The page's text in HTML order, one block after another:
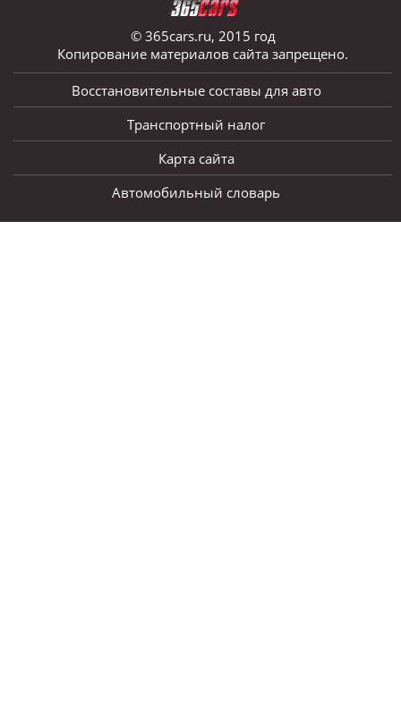
© 365cars.ru, 2015 год
Копирование материалов сайта запрещено.
Восстановительные составы для авто
Транспортный налог
Карта сайта
Автомобильный словарь